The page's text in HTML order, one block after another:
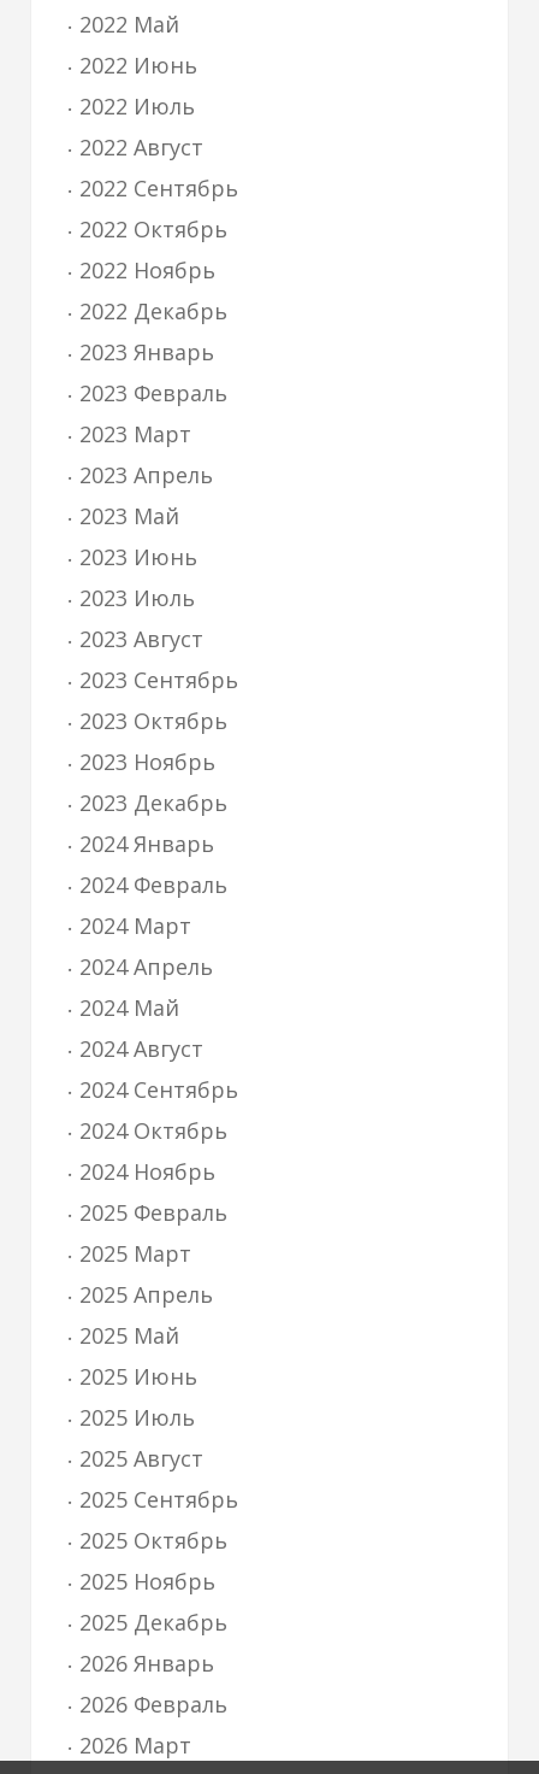
2022 Май
2022 Июнь
2022 Июль
2022 Август
2022 Сентябрь
2022 Октябрь
2022 Ноябрь
2022 Декабрь
2023 Январь
2023 Февраль
2023 Март
2023 Апрель
2023 Май
2023 Июнь
2023 Июль
2023 Август
2023 Сентябрь
2023 Октябрь
2023 Ноябрь
2023 Декабрь
2024 Январь
2024 Февраль
2024 Март
2024 Апрель
2024 Май
2024 Август
2024 Сентябрь
2024 Октябрь
2024 Ноябрь
2025 Февраль
2025 Март
2025 Апрель
2025 Май
2025 Июнь
2025 Июль
2025 Август
2025 Сентябрь
2025 Октябрь
2025 Ноябрь
2025 Декабрь
2026 Январь
2026 Февраль
2026 Март